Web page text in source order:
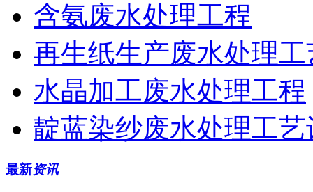
含氨废水处理工程
再生纸生产废水处理工
水晶加工废水处理工程
靛蓝染纱废水处理工艺
最新资讯